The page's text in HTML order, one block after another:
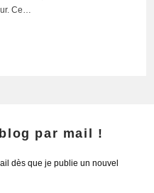
Ce…
par mail !
dès que je publie un nouvel